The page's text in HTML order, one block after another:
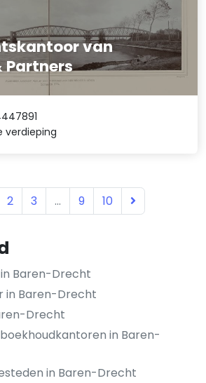
Baren-Drecht
in Baren-Drecht
Drecht
in Baren-
in Baren-Drecht
van
Partners
verdieping
2 3 ... 9 10